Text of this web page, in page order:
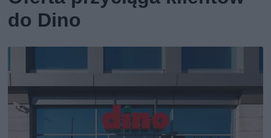
do Dino